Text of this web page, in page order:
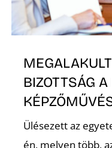
BIZOTTSÁG A
Ülésezett az
én, melyen több,